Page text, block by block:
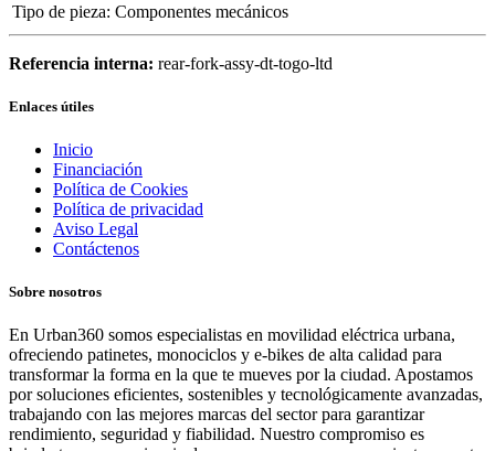
Tipo de pieza: Componentes mecánicos
Referencia interna: rear-fork-assy-dt-togo-ltd
Enlaces útiles
Inicio
Financiación
Política de Cookies
Política de privacidad
Aviso Legal
Contáctenos
Sobre nosotros
En Urban360 somos especialistas en movilidad eléctrica urbana,
ofreciendo patinetes, monociclos y e-bikes de alta calidad para
transformar la forma en la que te mueves por la ciudad. Apostamos
por soluciones eficientes, sostenibles y tecnológicamente avanzadas,
trabajando con las mejores marcas del sector para garantizar
rendimiento, seguridad y fiabilidad. Nuestro compromiso es